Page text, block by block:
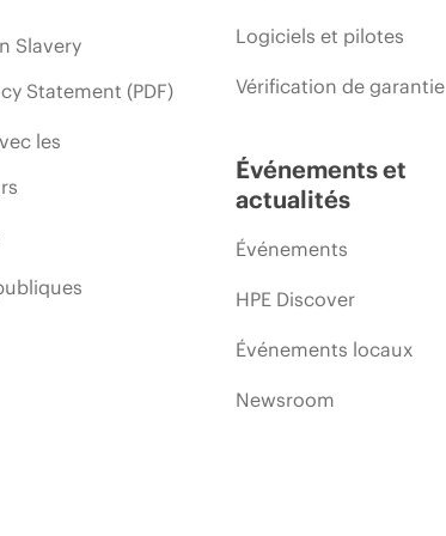
Slavery
Statement (PDF)
les
Logiciels et pilotes
Vérification de garantie
Événements et
actualités
Événements
HPE Discover
Événements locaux
Newsroom